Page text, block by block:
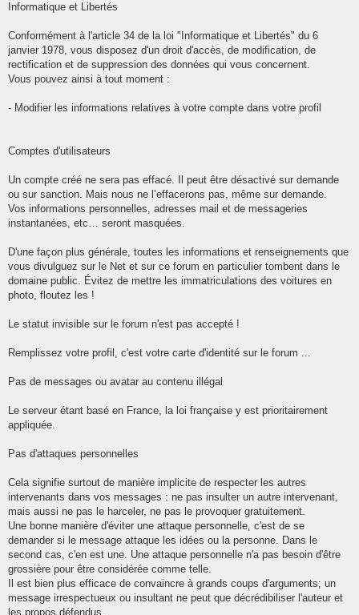
Informatique et Libertés
Conformément à l'article 34 de la loi "Informatique et Libertés" du 6
janvier 1978, vous disposez d'un droit d'accès, de modification, de
rectification et de suppression des données qui vous concernent.
Vous pouvez ainsi à tout moment :
- Modifier les informations relatives à votre compte dans votre profil
Comptes d'utilisateurs
Un compte créé ne sera pas effacé. Il peut être désactivé sur demande
ou sur sanction. Mais nous ne l’effacerons pas, même sur demande.
Vos informations personnelles, adresses mail et de messageries
instantanées, etc… seront masquées.
D'une façon plus générale, toutes les informations et renseignements que
vous divulguez sur le Net et sur ce forum en particulier tombent dans le
domaine public. Évitez de mettre les immatriculations des voitures en
photo, floutez les !
Le statut invisible sur le forum n'est pas accepté !
Remplissez votre profil, c'est votre carte d'identité sur le forum ...
Pas de messages ou avatar au contenu illégal
Le serveur étant basé en France, la loi française y est prioritairement
appliquée.
Pas d'attaques personnelles
Cela signifie surtout de manière implicite de respecter les autres
intervenants dans vos messages : ne pas insulter un autre intervenant,
mais aussi ne pas le harceler, ne pas le provoquer gratuitement.
Une bonne manière d'éviter une attaque personnelle, c'est de se
demander si le message attaque les idées ou la personne. Dans le
second cas, c'en est une. Une attaque personnelle n'a pas besoin d'être
grossière pour être considérée comme telle.
Il est bien plus efficace de convaincre à grands coups d'arguments; un
message irrespectueux ou insultant ne peut que décrédibiliser l'auteur et
les propos défendus.